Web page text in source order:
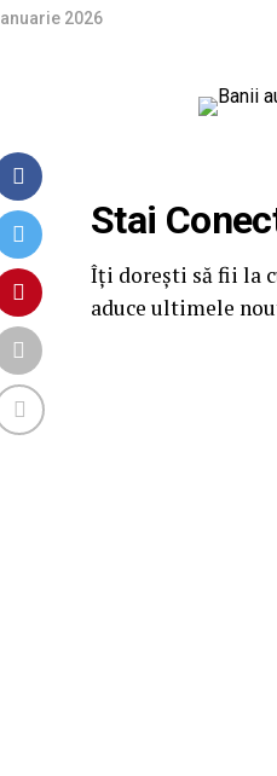
2026
Stai
Îți dorești să fii la
aduce ultimele